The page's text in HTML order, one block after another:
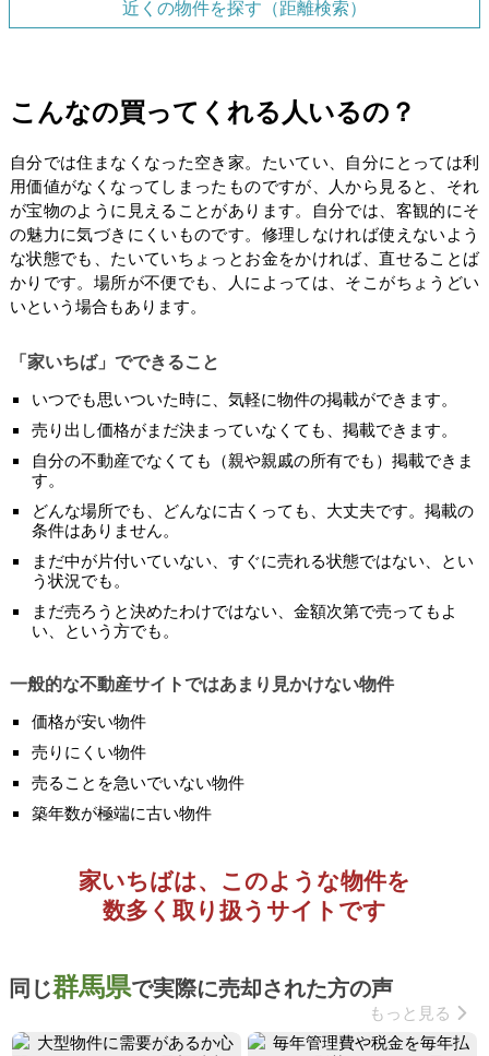
近くの物件を探す（距離検索）
こんなの買ってくれる人いるの？
自分では住まなくなった空き家。たいてい、自分にとっては利
用価値がなくなってしまったものですが、人から見ると、それ
が宝物のように見えることがあります。自分では、客観的にそ
の魅力に気づきにくいものです。修理しなければ使えないよう
な状態でも、たいていちょっとお金をかければ、直せることば
かりです。場所が不便でも、人によっては、そこがちょうどい
いという場合もあります。
「家いちば」でできること
いつでも思いついた時に、気軽に物件の掲載ができます。
売り出し価格がまだ決まっていなくても、掲載できます。
自分の不動産でなくても（親や親戚の所有でも）掲載できま
す。
どんな場所でも、どんなに古くっても、大丈夫です。掲載の
条件はありません。
まだ中が片付いていない、すぐに売れる状態ではない、とい
う状況でも。
まだ売ろうと決めたわけではない、金額次第で売ってもよ
い、という方でも。
一般的な不動産サイトではあまり見かけない物件
価格が安い物件
売りにくい物件
売ることを急いでいない物件
築年数が極端に古い物件
家いちばは、このような物件を
数多く取り扱うサイトです
同じ群馬県で実際に売却された方の声
もっと見る